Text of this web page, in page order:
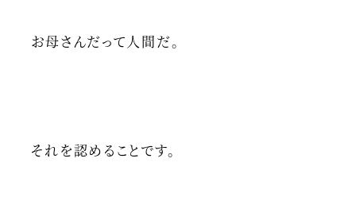
お母さんだって人間だ。
それを認めることです。